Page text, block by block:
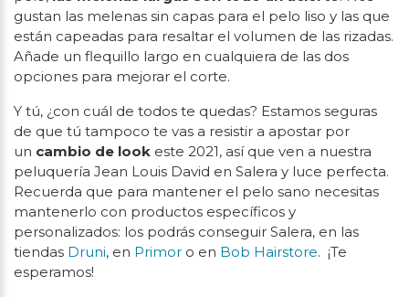
gustan las melenas sin capas para el pelo liso y las que
están capeadas para resaltar el volumen de las rizadas.
Añade un flequillo largo en cualquiera de las dos
opciones para mejorar el corte.
Y tú, ¿con cuál de todos te quedas? Estamos seguras
de que tú tampoco te vas a resistir a apostar por
un cambio de look este 2021, así que ven a nuestra
peluquería Jean Louis David en Salera y luce perfecta.
Recuerda que para mantener el pelo sano necesitas
mantenerlo con productos específicos y
personalizados: los podrás conseguir Salera, en las
tiendas Druni, en Primor o en Bob Hairstore. ¡Te
esperamos!